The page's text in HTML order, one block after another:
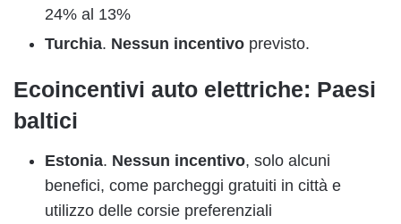
24% al 13%
Turchia. Nessun incentivo previsto.
Ecoincentivi auto elettriche: Paesi
baltici
Estonia. Nessun incentivo, solo alcuni
benefici, come parcheggi gratuiti in città e
utilizzo delle corsie preferenziali